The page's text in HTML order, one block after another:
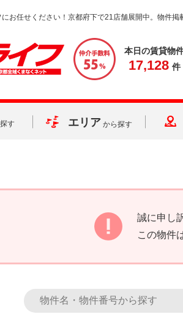
お任せください！京都府下で21店舗展開中。物件掲
本日の賃貸物
17,128 件
す エリア から探す
誠に申し
この物件